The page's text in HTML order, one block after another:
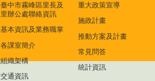
臺中市霧峰區里長及
里辦公處聯絡資訊
基本資訊及業務職掌
各課室簡介
組織架構
交通資訊
重大政策宣導
施政計畫
推動方案及計畫
常見問答
統計資訊